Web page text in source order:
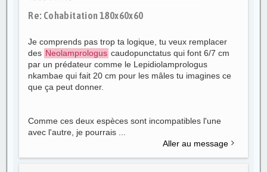
Re: Cohabitation 180x60x60
Je comprends pas trop ta logique, tu veux remplacer
des Neolamprologus caudopunctatus qui font 6/7 cm
par un prédateur comme le Lepidiolamprologus
nkambae qui fait 20 cm pour les mâles tu imagines ce
que ça peut donner.
Comme ces deux espèces sont incompatibles l'une
avec l'autre, je pourrais ...
Aller au message